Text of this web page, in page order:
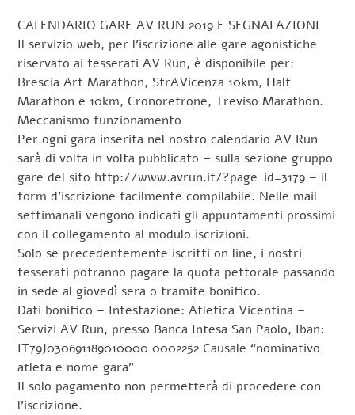
CALENDARIO GARE AV RUN 2019 E SEGNALAZIONI
Il servizio web, per l’iscrizione alle gare agonistiche
riservato ai tesserati AV Run, è disponibile per:
Brescia Art Marathon, StrAVicenza 10km, Half
Marathon e 10km, Cronoretrone, Treviso Marathon.
Meccanismo funzionamento
Per ogni gara inserita nel nostro calendario AV Run
sarà di volta in volta pubblicato – sulla sezione gruppo
gare del sito http://www.avrun.it/?page_id=3179 – il
form d’iscrizione facilmente compilabile. Nelle mail
settimanali vengono indicati gli appuntamenti prossimi
con il collegamento al modulo iscrizioni.
Solo se precedentemente iscritti on line, i nostri
tesserati potranno pagare la quota pettorale passando
in sede al giovedì sera o tramite bonifico.
Dati bonifico – Intestazione: Atletica Vicentina –
Servizi AV Run, presso Banca Intesa San Paolo, Iban:
IT79J030691189010000 0002252 Causale “nominativo
atleta e nome gara”
Il solo pagamento non permetterà di procedere con
l’iscrizione.